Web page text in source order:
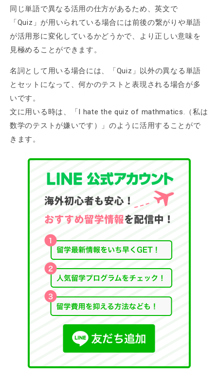
同じ単語で異なる活用の仕方があるため、英文で
「Quiz」が用いられている場合には前後の繋がりや単語
が活用形に変化しているかどうかで、より正しい意味を
見極めることができます。
名詞として用いる場合には、「Quiz」以外の異なる単語
とセットになって、何かのテストと表現される場合が多
いです。
文に用いる時は、「I hate the quiz of mathmatics.（私は
数学のテストが嫌いです）」のように活用することがで
きます。